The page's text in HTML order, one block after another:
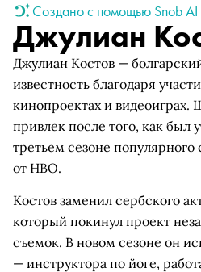
Создано с помощью Snob AI
Джулиан
Джулиан Костов —
известность благодаря
кинопроектах и
привлек после того, как был
третьем сезоне популярного
от HBO.
Костов заменил сербского
который покинул проект
съемок. В новом сезоне он
— инструктора по йоге,